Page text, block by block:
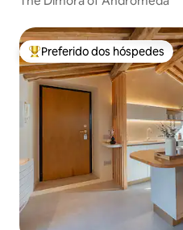
Entre os melhores preferidos
Preferido dos hóspedes